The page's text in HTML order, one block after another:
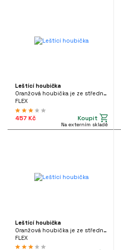
Leštící houbička
Oranžová houbička je ze středně tvrdé pěny s jemnou strukturou
FLEX
457 Kč Koupit
Na externím skladě
Leštící houbička
Oranžová houbička je ze středně tvrdé pěny s jemnou strukturou
FLEX